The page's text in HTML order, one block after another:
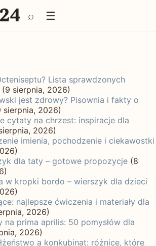
⌕ ☰
Lista sprawdzonych
(9 sierpnia, 2026)
jest zdrowy? Pisownia i fakty o
sierpnia, 2026)
cytaty na chrzest: inspiracje dla
2026)
imienia, pochodzenie i ciekawostki
dla taty – gotowe propozycje (8
w kropki bordo – wierszyk dla dzieci
najlepsze ćwiczenia i materiały dla
2026)
na prima aprilis: 50 pomysłów dla
2026)
a konkubinat: różnice, które